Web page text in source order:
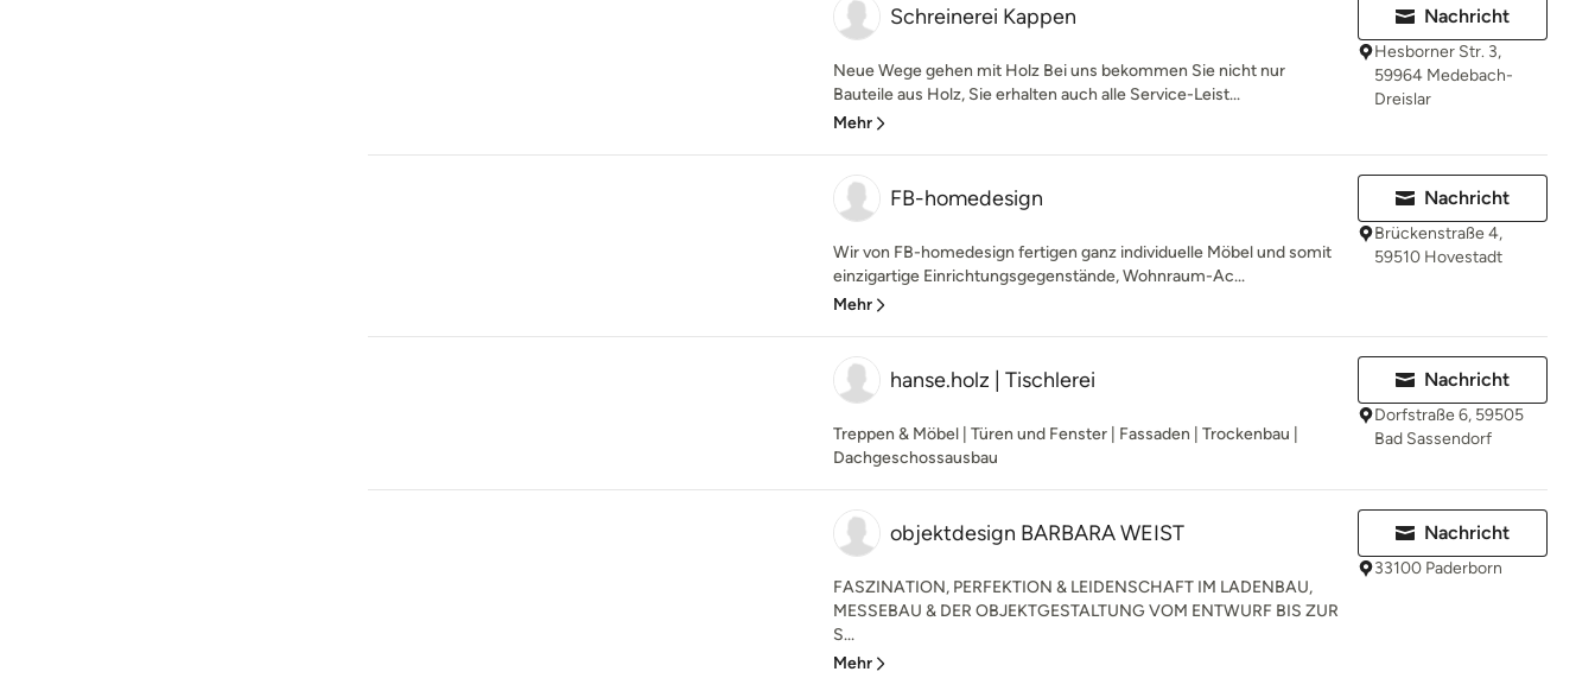
Schreinerei Kappen
Neue Wege gehen mit Holz Bei uns bekommen Sie nicht nur
Bauteile aus Holz, Sie erhalten auch alle Service-Leist...
Mehr
Nachricht
Hesborner Str. 3,
59964 Medebach-
Dreislar
FB-homedesign
Wir von FB-homedesign fertigen ganz individuelle Möbel und somit
einzigartige Einrichtungsgegenstände, Wohnraum-Ac...
Mehr
Nachricht
Brückenstraße 4,
59510 Hovestadt
hanse.holz | Tischlerei
Treppen & Möbel | Türen und Fenster | Fassaden | Trockenbau |
Dachgeschossausbau
Nachricht
Dorfstraße 6, 59505
Bad Sassendorf
objektdesign BARBARA WEIST
FASZINATION, PERFEKTION & LEIDENSCHAFT IM LADENBAU,
MESSEBAU & DER OBJEKTGESTALTUNG VOM ENTWURF BIS ZUR
S...
Mehr
Nachricht
33100 Paderborn